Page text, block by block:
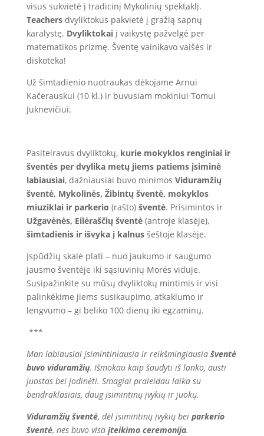
visus sukvietė į tradicinį Mykolinių spektaklį.
Teachers dvyliktokus pakvietė į gražią sapnų
karalystę. Dvyliktokai į vaikystę pažvelgė per
matematikos prizmę. Šventę vainikavo vaišės ir
diskoteka!
Už šimtadienio nuotraukas dėkojame Arnui
Kačerauskui (10 kl.) ir buvusiam mokiniui Tomui
Juknevičiui.
Pasiteiravus dvyliktokų, kurie mokyklos renginiai ir
šventės per dvylika metų jiems patiems įsiminė
labiausiai, dažniausiai buvo minimos Viduramžių
šventė, Mykolinės, Žibintų šventė, mokyklos
miuziklai ir parkerio (rašto) šventė. Prisimintos ir
Užgavėnės, Eilėraščių šventė(antroje klasėje),
šimtadienis ir išvyka į kalnus šeštoje klasėje.
Įspūdžių skalė plati – nuo jaukumo ir saugumo
jausmo šventėje iki sąsiuvinių Morės viduje.
Susipažinkite su mūsų dvyliktokų mintimis ir visi
palinkėkime jiems susikaupimo, atkaklumo ir
lengvumo – gi beliko 100 dienų iki egzaminų.
***
Man labiausiai įsimintiniausia ir reikšmingiausia šventė
buvo viduramžių. Išmokau kaip šaudyti iš lanko, austi
juostas bei jodinėti. Smagiai praleidau laika su
bendraklasiais, daug įsimintinų įvykių ir juokų.
Viduramžių šventė, dėl įsimintinų įvykių bei parkerio
šventė, nes buvo visaįteikimo ceremonija.